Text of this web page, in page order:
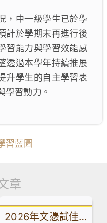
，中一級學生已於學
計於學期末再進行後
習能力與學習效能感
透過本學年持續推展
升學生的自主學習表
學習動力。
章
2026年文憑試佳